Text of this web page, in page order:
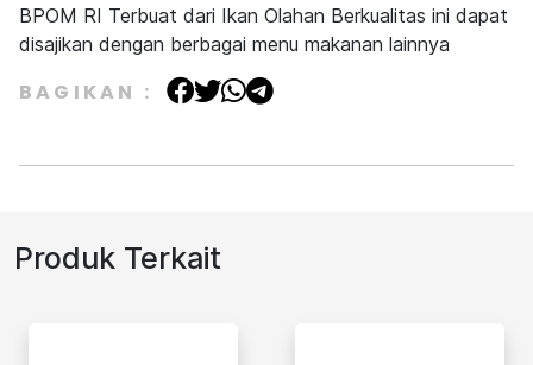
BPOM RI Terbuat dari Ikan Olahan Berkualitas ini dapat
disajikan dengan berbagai menu makanan lainnya
BAGIKAN :
Produk Terkait